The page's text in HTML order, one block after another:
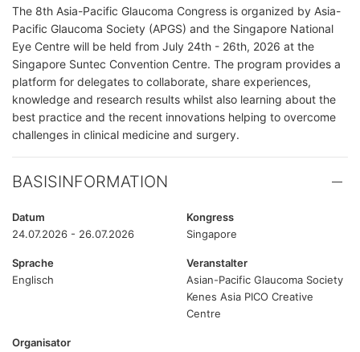
The 8th Asia-Pacific Glaucoma Congress is organized by Asia-
Pacific Glaucoma Society (APGS) and the Singapore National
Eye Centre will be held from July 24th - 26th, 2026 at the
Singapore Suntec Convention Centre. The program provides a
platform for delegates to collaborate, share experiences,
knowledge and research results whilst also learning about the
best practice and the recent innovations helping to overcome
challenges in clinical medicine and surgery.
BASISINFORMATION
Datum
24.07.2026 - 26.07.2026
Kongress
Singapore
Sprache
Englisch
Veranstalter
Asian-Pacific Glaucoma Society
Kenes Asia PICO Creative
Centre
Organisator